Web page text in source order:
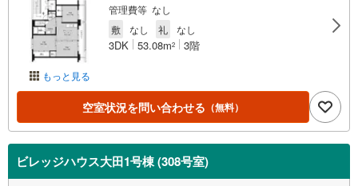
もっと見る
管理費等 なし
敷
なし 礼 なし
3DK 53.08m2 3階
空室状況を問い合わせる （無料）
ビレッジハウス大田1号棟 (308号室)